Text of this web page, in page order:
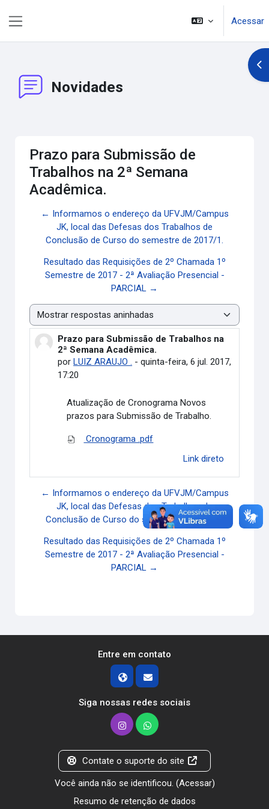
Acessar
Novidades
Prazo para Submissão de
Trabalhos na 2ª Semana
Acadêmica.
← Informamos o endereço da UFVJM/Campus
JK, local das Defesas dos Trabalhos de
Conclusão de Curso do semestre de 2017/1.
Resultado das Requisições de 2º Chamada 1º
Semestre de 2017 - 2ª Avaliação Presencial -
PARCIAL →
Modo de visualização
Prazo para Submissão de Trabalhos na
2ª Semana Acadêmica.
porLUIZ ARAUJO . -quinta-feira, 6 jul. 2017,
17:20
Número de respostas: 0
Atualização de Cronograma Novos
prazos para Submissão de Trabalho.
Cronograma .pdf
Link direto
← Informamos o endereço da UFVJM/Campus
JK, local das Defesas dos Trabalhos de
Conclusão de Curso do semestre de 2017/1.
Resultado das Requisições de 2º Chamada 1º
Semestre de 2017 - 2ª Avaliação Presencial -
PARCIAL →
Entre em contato
Siga nossas redes sociais
Contate o suporte do site
Você ainda não se identificou. (Acessar)
Resumo de retenção de dados